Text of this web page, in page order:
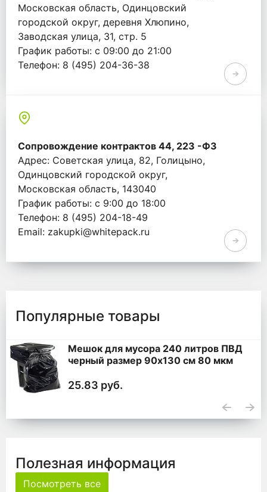
Московская область, Одинцовский
городской округ, деревня Хлюпино,
Заводская улица, 31, стр. 5
График работы: с 09:00 до 21:00
Телефон: 8 (495) 204-36-38
Сопровождение контрактов 44, 223 -ФЗ
Адрес: Советская улица, 82, Голицыно,
Одинцовский городской округ,
Московская область, 143040
График работы: с 9:00 до 18:00
Телефон: 8 (495) 204-18-49
Email: zakupki@whitepack.ru
Популярные товары
Мешок для мусора 240 литров ПВД
черный размер 90x130 см 80 мкм
25.83 руб.
Полезная информация
Посмотреть все